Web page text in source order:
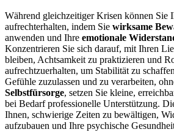
Während gleichzeitiger Krisen können Sie
aufrechterhalten, indem Sie wirksame
anwenden und Ihre emotionale
Konzentrieren Sie sich darauf, mit Ihren
bleiben, Achtsamkeit zu praktizieren und
aufrechtzuerhalten, um Stabilität zu
Gefühle zuzulassen und zu verarbeiten,
Selbstfürsorge, setzen Sie kleine,
bei Bedarf professionelle Unterstützung.
Ihnen, schwierige Zeiten zu bewältigen,
aufzubauen und Ihre psychische